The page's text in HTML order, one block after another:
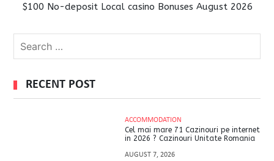
$100 No-deposit Local casino Bonuses August 2026
RECENT POST
ACCOMMODATION
Cel mai mare 71 Cazinouri pe internet
in 2026 ? Cazinouri Unitate Romania
AUGUST 7, 2026